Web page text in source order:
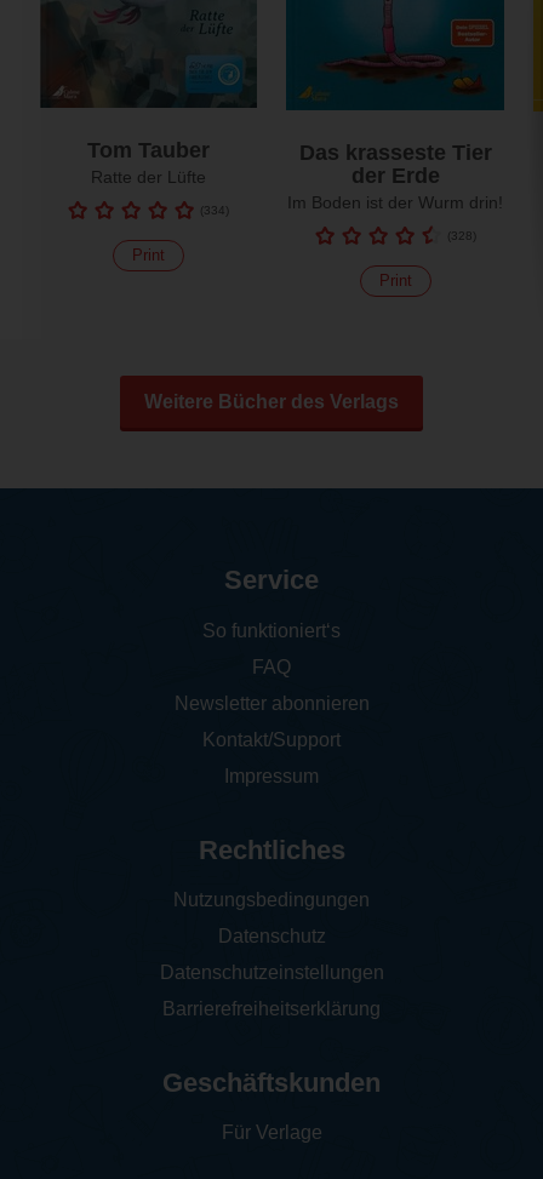
Tom Tauber
Ratte der Lüfte
(334)
Print
Das krasseste Tier
der Erde
Im Boden ist der Wurm drin!
(328)
Print
Weitere Bücher des Verlags
Service
So funktioniert‘s
FAQ
Newsletter abonnieren
Kontakt/Support
Impressum
Rechtliches
Nutzungsbedingungen
Datenschutz
Datenschutzeinstellungen
Barrierefreiheitserklärung
Geschäftskunden
Für Verlage